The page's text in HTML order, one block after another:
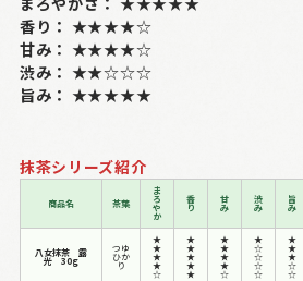
香り： ★★★★☆
甘み： ★★★★☆
渋み： ★★☆☆☆
旨み： ★★★★★
抹茶シリーズ紹介
商品名 茶葉
ま
ろ
や
か
香
り
甘
み
渋
み
旨
み
八女抹茶 露
光 30g
つゆ
ひか
り
★
★
★
★
☆
★
★
★
★
★
★
★
★
★
☆
★
☆
☆
☆
☆
★
★
★
☆
☆